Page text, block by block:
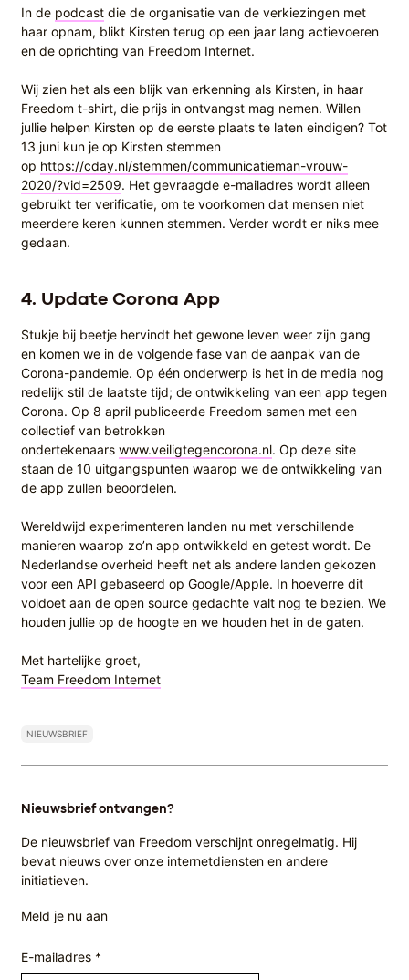
In de podcast die de organisatie van de verkiezingen met
haar opnam, blikt Kirsten terug op een jaar lang actievoeren
en de oprichting van Freedom Internet.
Wij zien het als een blijk van erkenning als Kirsten, in haar
Freedom t-shirt, die prijs in ontvangst mag nemen. Willen
jullie helpen Kirsten op de eerste plaats te laten eindigen? Tot
13 juni kun je op Kirsten stemmen
op https://cday.nl/stemmen/communicatieman-vrouw-
2020/?vid=2509. Het gevraagde e-mailadres wordt alleen
gebruikt ter verificatie, om te voorkomen dat mensen niet
meerdere keren kunnen stemmen. Verder wordt er niks mee
gedaan.
4. Update Corona App
Stukje bij beetje hervindt het gewone leven weer zijn gang
en komen we in de volgende fase van de aanpak van de
Corona-pandemie. Op één onderwerp is het in de media nog
redelijk stil de laatste tijd; de ontwikkeling van een app tegen
Corona. Op 8 april publiceerde Freedom samen met een
collectief van betrokken
ondertekenaars www.veiligtegencorona.nl. Op deze site
staan de 10 uitgangspunten waarop we de ontwikkeling van
de app zullen beoordelen.
Wereldwijd experimenteren landen nu met verschillende
manieren waarop zo’n app ontwikkeld en getest wordt. De
Nederlandse overheid heeft net als andere landen gekozen
voor een API gebaseerd op Google/Apple. In hoeverre dit
voldoet aan de open source gedachte valt nog te bezien. We
houden jullie op de hoogte en we houden het in de gaten.
Met hartelijke groet,
Team Freedom Internet
NIEUWSBRIEF
Nieuwsbrief ontvangen?
De nieuwsbrief van Freedom verschijnt onregelmatig. Hij
bevat nieuws over onze internetdiensten en andere
initiatieven.
Meld je nu aan
E-mailadres *